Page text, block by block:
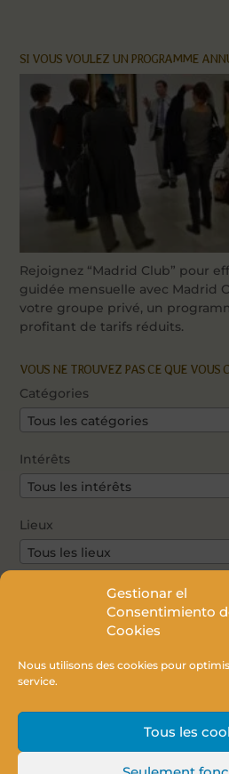
Gestionar el
Consentimiento
Cookies
Nous utilisons des cookies pour
service.
Tous les
SI VOUS VOULEZ UN PROGRAMME
Rejoignez “Madrid Club” pour
guidée mensuelle avec Madrid
votre groupe privé, un
profitant de tarifs réduits.
VOUS NE TROUVEZ PAS CE QUE VOUS
Catégories
Tous les catégories
Intérêts
Tous les intérêts
Lieux
Tous les lieux
Types de plans
Tous les Types de plans
FILTRER